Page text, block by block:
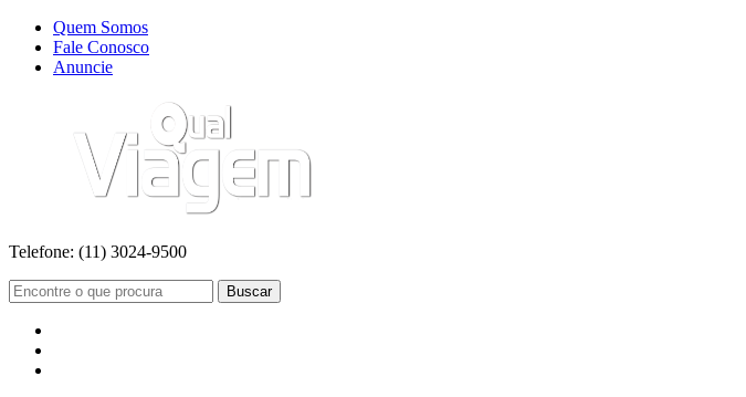
Quem Somos
Fale Conosco
Anuncie
Telefone: (11) 3024-9500
Buscar